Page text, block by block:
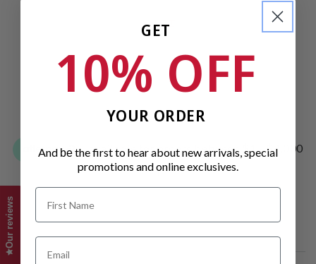
返回商店
Our reviews
GET
10% OFF
YOUR ORDER
And bethe first to hear about new arrivals, special
promotions and online exclusives.
Name
Email